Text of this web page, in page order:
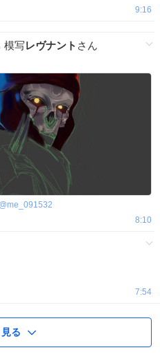
9:16
模写レヴナント さん
@me_091532
8:10
7:54
る